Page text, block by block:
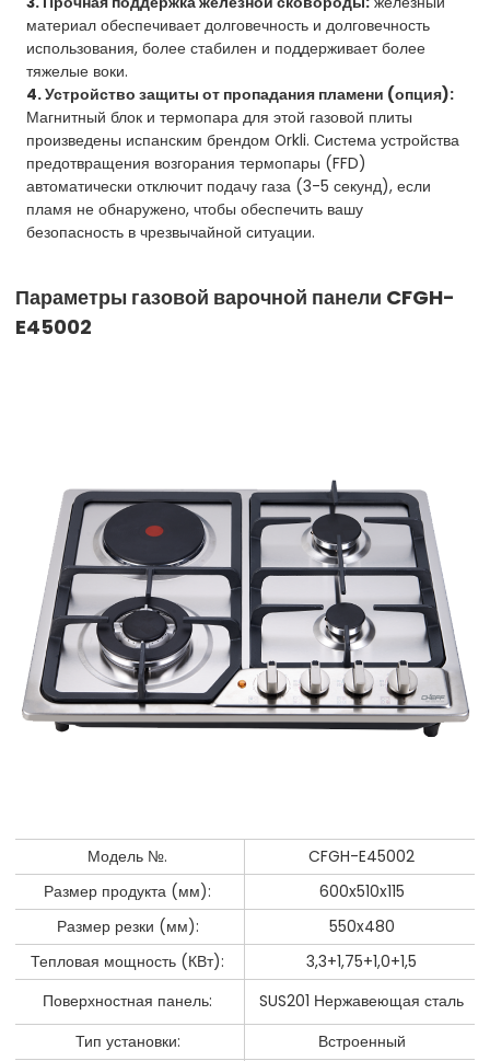
материал обеспечивает долговечность и долговечность
использования, более стабилен и поддерживает более
тяжелые воки.
4. Устройство защиты от пропадания пламени (опция):
Магнитный блок и термопара для этой газовой плиты
произведены испанским брендом Orkli. Система устройства
предотвращения возгорания термопары (FFD)
автоматически отключит подачу газа (3-5 секунд), если
пламя не обнаружено, чтобы обеспечить вашу
безопасность в чрезвычайной ситуации.
Параметры газовой варочной панели CFGH-
E45002
Модель №.
CFGH-E45002
Размер продукта (мм):
600x510x115
Размер резки (мм):
550x480
Тепловая мощность (КВт):
3,3+1,75+1,0+1,5
Поверхностная панель:
SUS201 Нержавеющая сталь
Тип установки:
Встроенный